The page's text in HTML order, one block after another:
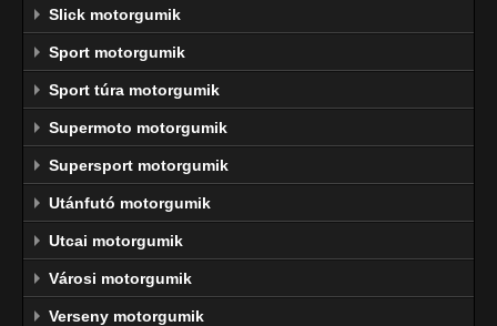
Slick motorgumik
Sport motorgumik
Sport túra motorgumik
Supermoto motorgumik
Supersport motorgumik
Utánfutó motorgumik
Utcai motorgumik
Városi motorgumik
Verseny motorgumik